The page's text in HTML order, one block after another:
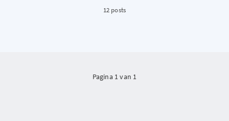
12 posts
Pagina 1 van 1